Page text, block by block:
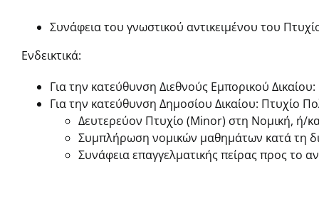
Συνάφεια του γνωστικού αντικειμένου του
Ενδεικτικά:
Για την κατεύθυνση Διεθνούς Εμπορικού
Για την κατεύθυνση Δημοσίου Δικαίου: Πτυχίο
Δευτερεύον Πτυχίο (Minor) στη Νομική, ή/
Συμπλήρωση νομικών μαθημάτων κατά τη
Συνάφεια επαγγελματικής πείρας προς το